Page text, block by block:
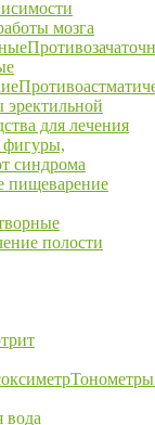
мозга
эректильной
для лечения
фигуры,
синдрома
пищеварение
полости
Тонометры
вода